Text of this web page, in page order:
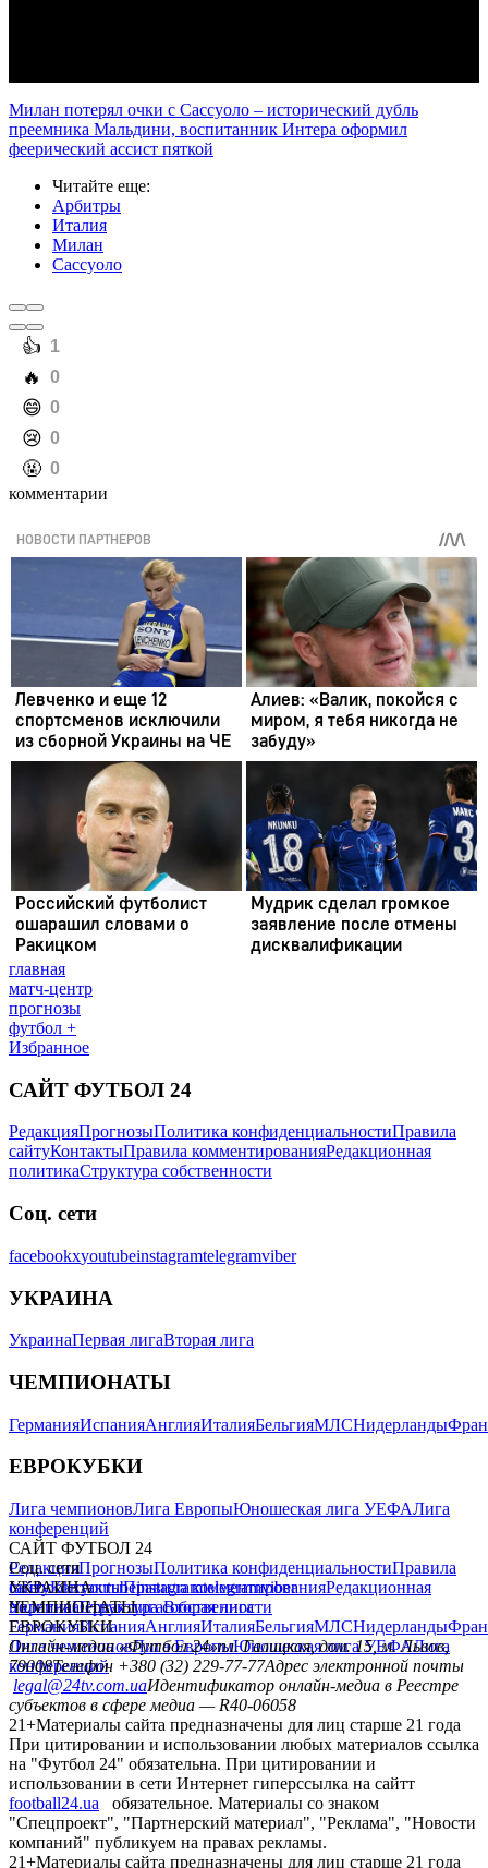
Милан потерял очки с Сассуоло – исторический дубль
преемника Мальдини, воспитанник Интера оформил
феерический ассист пяткой
Читайте еще:
Арбитры
Италия
Милан
Сассуоло
️👍 1
️🔥 0
️😄 0
️😢 0
️🤬 0
комментарии
главная
матч-центр
прогнозы
футбол +
Избранное
САЙТ ФУТБОЛ 24
РедакцияПрогнозыПолитика конфиденциальностиПравила
сайтуКонтактыПравила комментированияРедакционная
политикаСтруктура собственности
Соц. сети
facebookxyoutubeinstagramtelegramviber
УКРАИНА
УкраинаПервая лигаВторая лига
ЧЕМПИОНАТЫ
ГерманияИспанияАнглияИталияБельгияМЛСНидерланды
ЕВРОКУБКИ
Лига чемпионовЛига ЕвропыЮношеская лига УЕФАЛига
конференций
САЙТ ФУТБОЛ 24
РедакцияПрогнозыПолитика конфиденциальностиПравила
сайтуКонтактыПравила комментированияРедакционная
политикаСтруктура собственности
Соц. сети
facebookxyoutubeinstagramtelegramviber
УКРАИНА
УкраинаПервая лигаВторая лига
ЧЕМПИОНАТЫ
ГерманияИспанияАнглияИталияБельгияМЛСНидерланды
ЕВРОКУБКИ
Лига чемпионовЛига ЕвропыЮношеская лига УЕФАЛига
конференций
Онлайн-медиа «Футбол 24»пл. Галицкая, дом. 15, м. Львов,
79008Телефон +380 (32) 229-77-77Адрес электронной почты
legal@24tv.com.uaИдентификатор онлайн-медиа в Реестре
субъектов в сфере медиа — R40-06058
21+Материалы сайта предназначены для лиц старше 21 года
При цитировании и использовании любых материалов ссылка
на "Футбол 24" обязательна. При цитировании и
использовании в сети Интернет гиперссылка на сайтт
football24.ua
обязательное. Материалы со знаком
"Спецпроект", "Партнерский материал", "Реклама", "Новости
компаний" публикуем на правах рекламы.
21+Материалы сайта предназначены для лиц старше 21 года